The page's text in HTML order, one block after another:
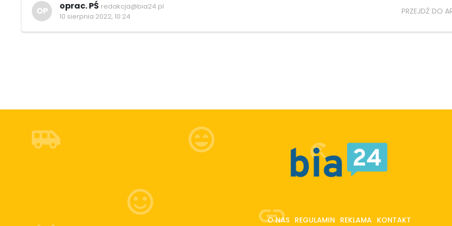
OP oprac. PŚ redakcja@bia24.pl
10 sierpnia 2022, 10:24
PRZEJDŹ DO
O NAS REGULAMIN REKLAMA KONTAKT